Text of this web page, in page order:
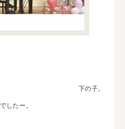
下の子。
したー。